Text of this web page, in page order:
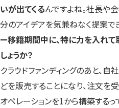
いが出てくるんですよね。社長や
分のアイデアを気兼ねなく提案で
ー移籍期間中に、特に力を入れて
しょうか？
クラウドファンディングのあと、自
どを販売することになり、注文
オペレーションを1から構築する